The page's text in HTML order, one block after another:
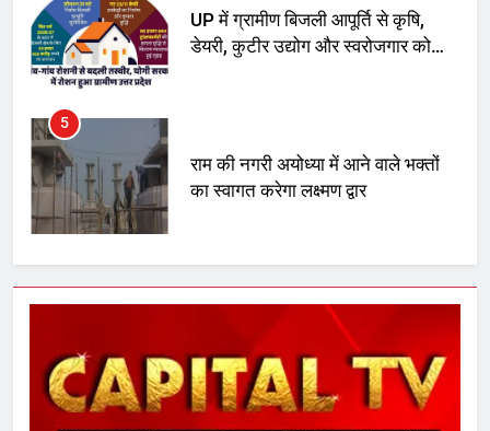
5
6
गाजा युद्धविराम को लेकर बड़ी खबरें